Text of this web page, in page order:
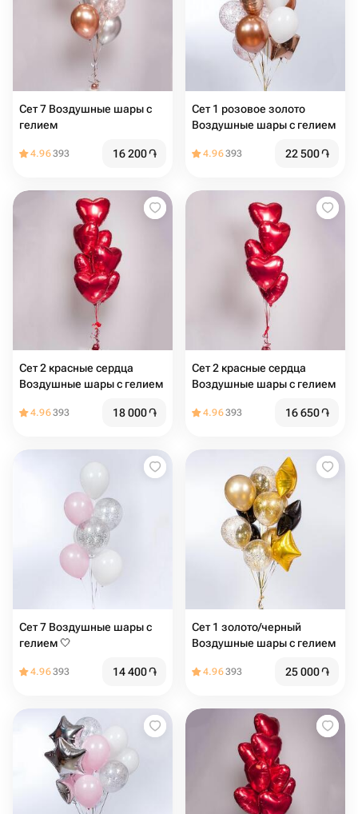
Сет 7 Воздушные шары с
гелием
4.96393 16 200֏
Сет 1 розовое золото
Воздушные шары с гелием
4.96393 22 500֏
Сет 2 красные сердца
Воздушные шары с гелием
4.96393 18 000֏
Сет 2 красные сердца
Воздушные шары с гелием ️
4.96393 16 650֏
Сет 7 Воздушные шары с
гелием 🤍
4.96393 14 400֏
Сет 1 золото/черный
Воздушные шары с гелием
4.96393 25 000֏